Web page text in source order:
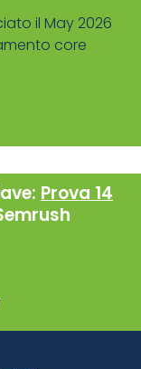
il May 2026
core
Prova 14